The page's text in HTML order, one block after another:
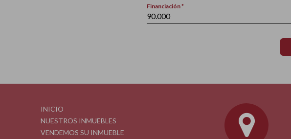
Financiación *
INICIO
NUESTROS INMUEBLES
VENDEMOS SU INMUEBLE